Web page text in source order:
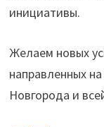
инициативы.
Желаем новых
направленных
Новгорода и